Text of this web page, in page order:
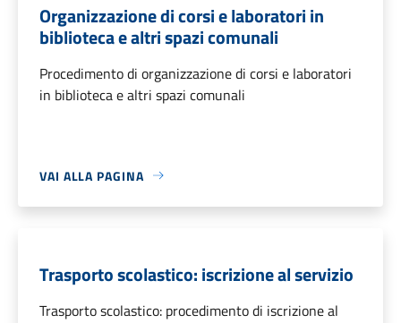
Organizzazione di corsi e laboratori in
biblioteca e altri spazi comunali
Procedimento di organizzazione di corsi e laboratori
in biblioteca e altri spazi comunali
VAI ALLA PAGINA
Trasporto scolastico: iscrizione al servizio
Trasporto scolastico: procedimento di iscrizione al